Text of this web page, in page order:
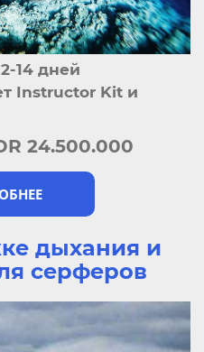
14 дней
Instructor Kit и
24.500.000
дыхания и
серферов